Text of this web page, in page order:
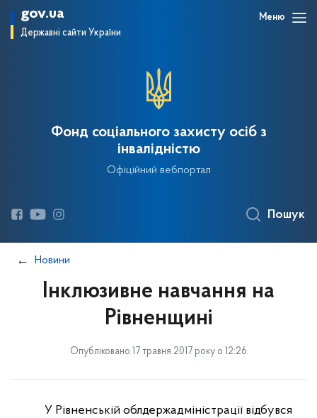
gov.ua
Державні сайти України
Меню
Фонд соціального захисту осіб з
інвалідністю
Офіційний вебпортал
Пошук
Новини
Інклюзивне навчання на
Рівненщині
Опубліковано 17 травня 2017 року о 12:26
У Рівненській облдержадміністрації відбувся